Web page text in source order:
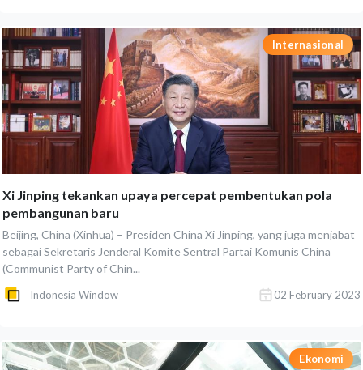
Internasional
Xi Jinping tekankan upaya percepat pembentukan pola
pembangunan baru
Beijing, China (Xinhua) – Presiden China Xi Jinping, yang juga menjabat
sebagai Sekretaris Jenderal Komite Sentral Partai Komunis China
(Communist Party of Chin...
Indonesia Window 02 February 2023
Ekonomi